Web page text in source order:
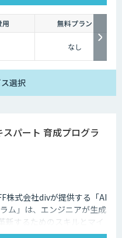
用
無料プラン
なし
選択
パート 育成プログラ
株式会社divが提供する「AI
ム」は、エンジニアが生成
新するためのスキルとマイ
プログラムです。